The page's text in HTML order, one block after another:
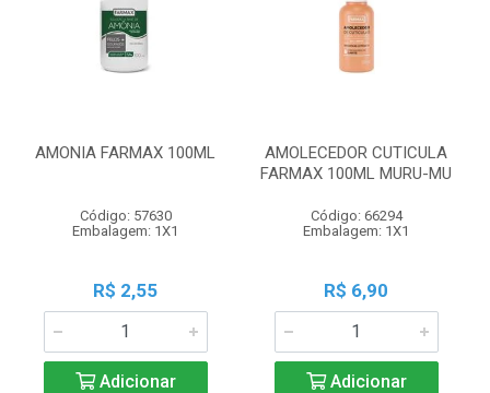
AMONIA FARMAX 100ML
Código: 57630
Embalagem: 1X1
R$ 2,55
Adicionar
AMOLECEDOR CUTICULA
FARMAX 100ML MURU-MU
Código: 66294
Embalagem: 1X1
R$ 6,90
Adicionar